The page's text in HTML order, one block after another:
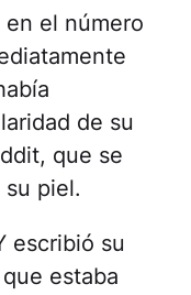
el número
de su
que se
piel.
escribió su
estaba